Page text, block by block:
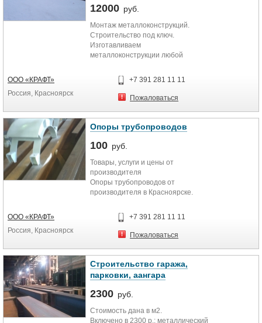
сложности.
Доставляем в регионы своим авто
транспортом.
12000 руб.
Монтаж металлоконструкций.
Строительство под ключ.
Изготавливаем
металлоконструкции любой
Большой выбор готовых решений
металло каркасов заданий,
помещений, цехов, магазинов,
складов, боксов.
сэндвич панелей.
промышленные, фермерские
теплицы.
Металлоконструкции ангаров,
складов, зданий.
ООО «КРАФТ»
Россия, Красноярск
+7 391 281 11 11
Пожаловаться
Опоры трубопроводов
100 руб.
Товары, услуги и цены от
производителя
Опоры трубопроводов от
производителя в Красноярске.
разработка КМД для опор,
изготовление опор трубопроводов
любой сложности.
ООО «КРАФТ»
Россия, Красноярск
+7 391 281 11 11
Пожаловаться
Строительство гаража,
парковки, аангара
2300 руб.
Стоимость дана в м2.
Включено в 2300 р.: металлический